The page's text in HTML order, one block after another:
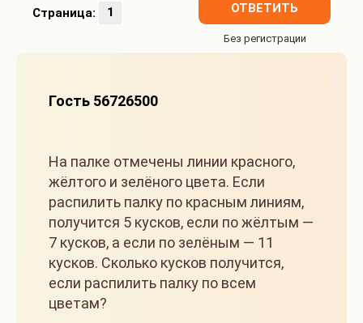
Страница: 1 ОТВЕТИТЬ
Гость 56726500
На палке отмечены линии красного,
жёлтого и зелёного цвета. Если
распилить палку по красным линиям,
получится 5 кусков, если по жёлтым —
7 кусков, а если по зелёным — 11
кусков. Сколько кусков получится,
если распилить палку по всем
цветам?